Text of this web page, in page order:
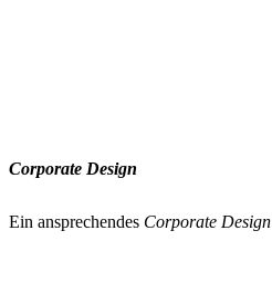
Corporate Design
Ein ansprechendes Corporate Design